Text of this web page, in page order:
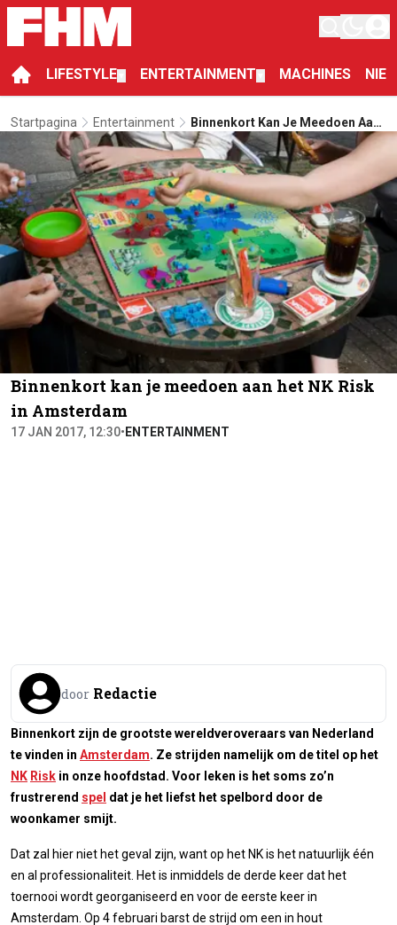
LIFESTYLE ENTERTAINMENT MACHINES
Startpagina Entertainment
Binnenkort Kan Je Meedoen Aan
Het NK Risk In Amsterdam
Binnenkort kan je meedoen aan het NK Risk
in Amsterdam
17 JAN 2017, 12:30• ENTERTAINMENT
door Redactie
Binnenkort zijn de grootste wereldveroveraars van Nederland
te vinden in Amsterdam. Ze strijden namelijk om de titel op het
NK Risk in onze hoofdstad. Voor leken is het soms zo’n
frustrerend spel dat je het liefst het spelbord door de
woonkamer smijt.
Dat zal hier niet het geval zijn, want op het NK is het natuurlijk één
en al professionaliteit. Het is inmiddels de derde keer dat het
toernooi wordt georganiseerd en voor de eerste keer in
Amsterdam. Op 4 februari barst de strijd om een in hout